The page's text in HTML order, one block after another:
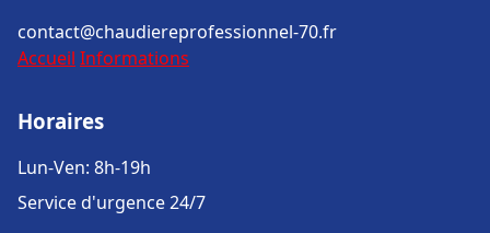
contact@chaudiereprofessionnel-70.fr
Accueil Informations
Horaires
Lun-Ven: 8h-19h
Service d'urgence 24/7